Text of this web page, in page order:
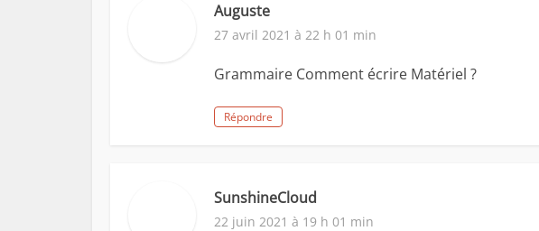
Auguste
27 avril 2021 à 22 h 01 min
Grammaire Comment écrire Matériel ?
Répondre
SunshineCloud
22 juin 2021 à 19 h 01 min